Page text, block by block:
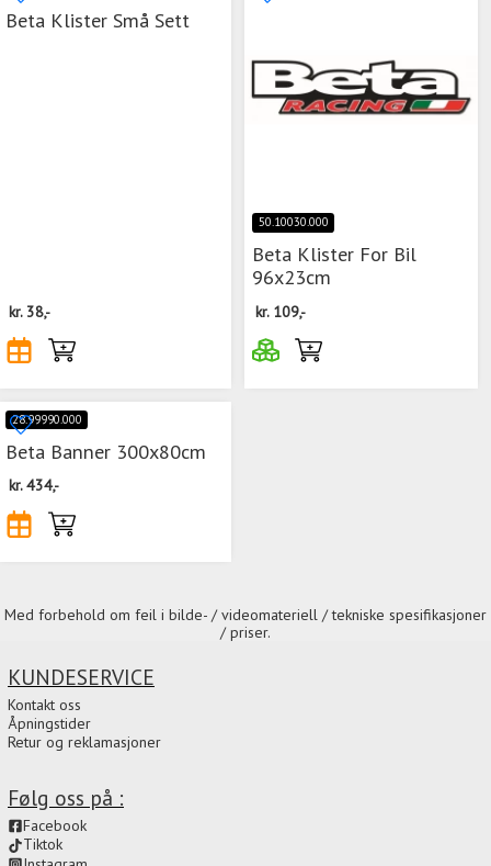
Beta Klister Små Sett
kr. 38,-
50.10030.000
Beta Klister For Bil
96x23cm
kr. 109,-
28.99990.000
Beta Banner 300x80cm
kr.434,-
Med forbehold om feil i bilde- / videomateriell / tekniske spesifikasjoner
/ priser.
Følg oss på :
Facebook
Tiktok
KUNDESERVICE
Kontakt oss
Åpningstider
Retur og reklamasjoner